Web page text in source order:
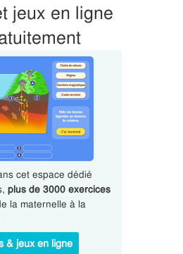
jeux en ligne
cet espace dédié
plus de 3000 exercices
la maternelle à la
& jeux en ligne